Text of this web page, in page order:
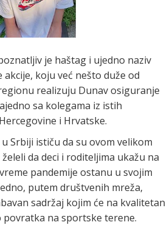
je haštag i ujedno naziv
koju već nešto duže od
realizuju Dunav osiguranje
sa kolegama iz istih
i Hrvatske.
Srbiji ističu da su ovom velikom
da deci i roditeljima ukažu na
pandemije ostanu u svojim
putem društvenih mreža,
sadržaj kojim će na kvalitetan
na sportske terene.